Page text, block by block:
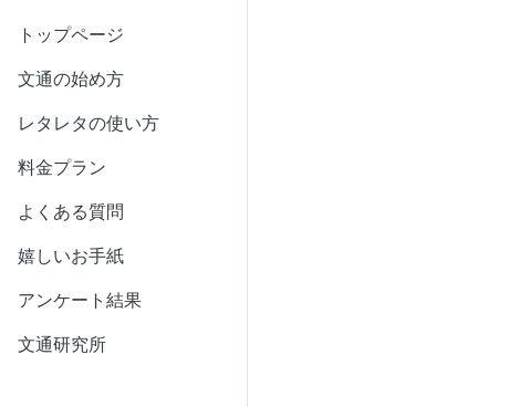
トップページ
文通の始め方
レタレタの使い方
料金プラン
よくある質問
嬉しいお手紙
アンケート結果
文通研究所